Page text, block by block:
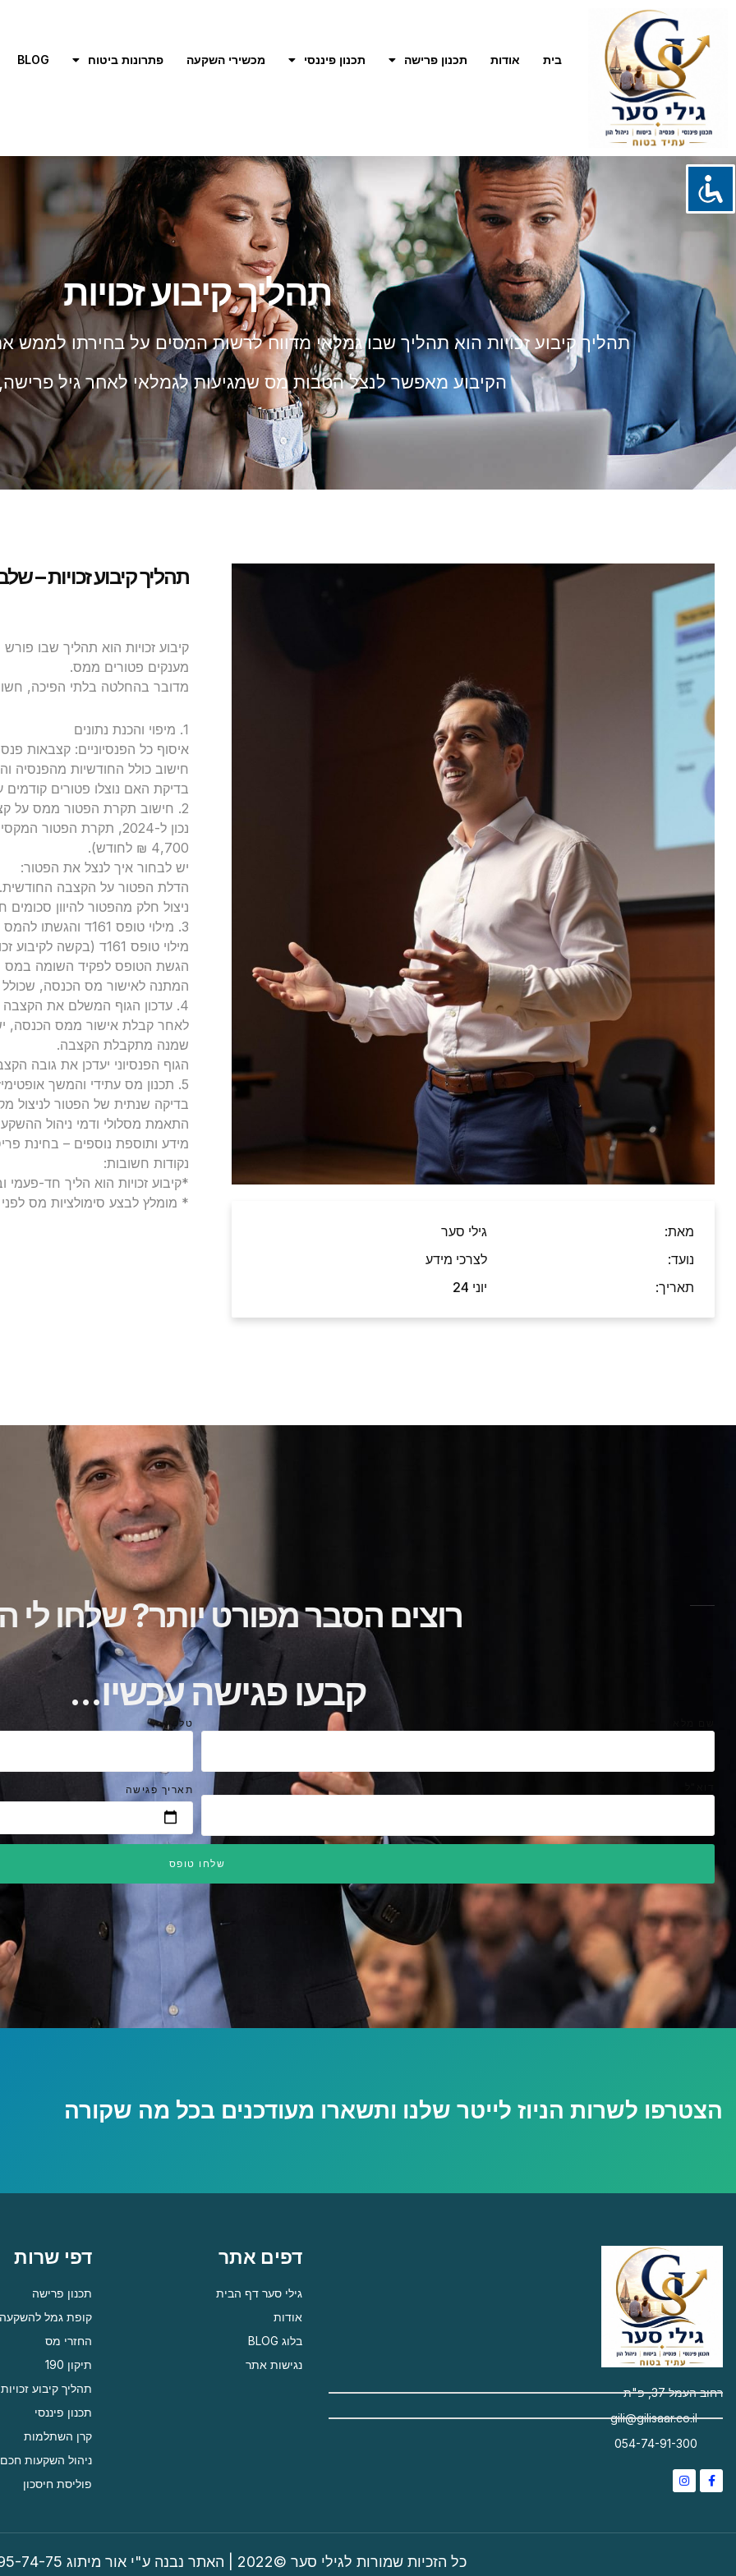
בית אודות תכנון פרישה תכנון פיננסי מכשירי השקעה פתרונות ביטוח BLOG
תהליך קיבוע זכויות
תהליך קיבוע זכויות הוא תהליך שבו גמלאי מדווח לרשות המסים על בחירתו
הקיבוע מאפשר לנצל הטבות מס שמגיעות לגמלאי לאחר גיל
מאת:
נועד:
תאריך:
גילי סער
לצרכי מידע
יוני 24
תהליך קיבוע זכויות –
קיבוע זכויות הוא תהליך שבו
מענקים פטורים ממס.
מדובר בהחלטה בלתי הפיכה,
1. מיפוי והכנת נתונים
איסוף כל הפנסיוניים: קצבאות
חישוב כולל החודשיות מהפנסיה
בדיקת האם נוצלו פטורים קודמים
2. חישוב תקרת הפטור ממס על קצבה
4,700 ₪ לחודש).
יש לבחור איך לנצל את הפטור:
הדלת הפטור על הקצבה החודשית.
ניצול חלק מהפטור להיוון
3. מילוי טופס 161ד והגשתו להמס
מילוי טופס 161ד (בקשה לקיבוע זכויות) תוך בחירה במסלול הפטור הרצוי.
הגשת הטופס לפקיד השומה במס
המתנה לאישור מס הכנסה,
4. עדכון הגוף המשלם את הקצבה
לאחר קבלת אישור ממס הכנסה,
שמנה מתקבלת הקצבה.
הגוף הפנסיוני יעדכן את
5. תכנון מס עתידי והמשך אופטימיזציה
בדיקה שנתית של הפטור לניצול
התאמת מסלולי ודמי ניהול
מידע ותוספת נוספים – בחינת
נקודות חשובות:
*קיבוע זכויות הוא הליך חד-
* מומלץ לבצע סימולציות מס
רוצים הסבר מפורט יותר? שלחו לי
קבעו פגישה עכשיו...
טלפון
תאריך פגישה
שלחו טופס
הצטרפו לשרות הניוז לייטר שלנו ותשארו מעודכנים בכל מה שקורה
רחוב העמל 37, פ"ת
gili@gilisaar.co.il
054-74-91-300
Facebook-
f
Instagram
דפים אתר
גילי סער דף הבית
אודות
בלוג BLOG
נגישות אתר
דפי שרות
תכנון פרישה
קופת גמל להשקעה
החזרי מס
תיקון 190
תהליך קיבוע זכויות
תכנון פיננסי
קרן השתלמות
ניהול השקעות חכם
פוליסת חיסכון
כל הזכיות שמורות לגילי סער ©2022 | האתר נבנה ע"י אור מיתוג 072-395-74-75